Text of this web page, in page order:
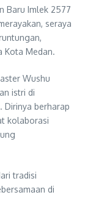
Baru Imlek 2577
seraya
Kota Medan.
Wushu
istri di
Dirinya berharap
kolaborasi
tradisi
di